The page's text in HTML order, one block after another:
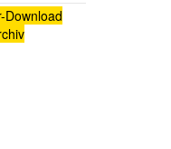
Download